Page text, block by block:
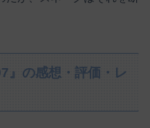
』の感想・評価・レ